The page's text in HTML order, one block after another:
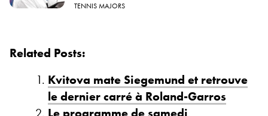
TENNIS MAJORS
Related Posts:
Kvitova mate Siegemund et retrouve
le dernier carré à Roland-Garros
Le programme de samedi